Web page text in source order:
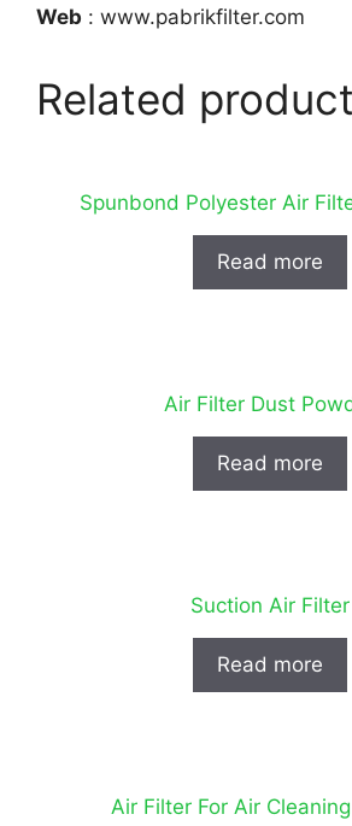
Web : www.pabrikfilter.com
Related
Spunbond Polyester Air
Read more
Air Filter Dust
Read more
Suction Air Filter
Read more
Air Filter For Air